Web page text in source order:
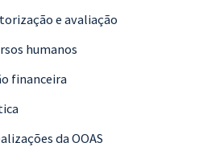
e avaliação
humanos
financeira
da OOAS